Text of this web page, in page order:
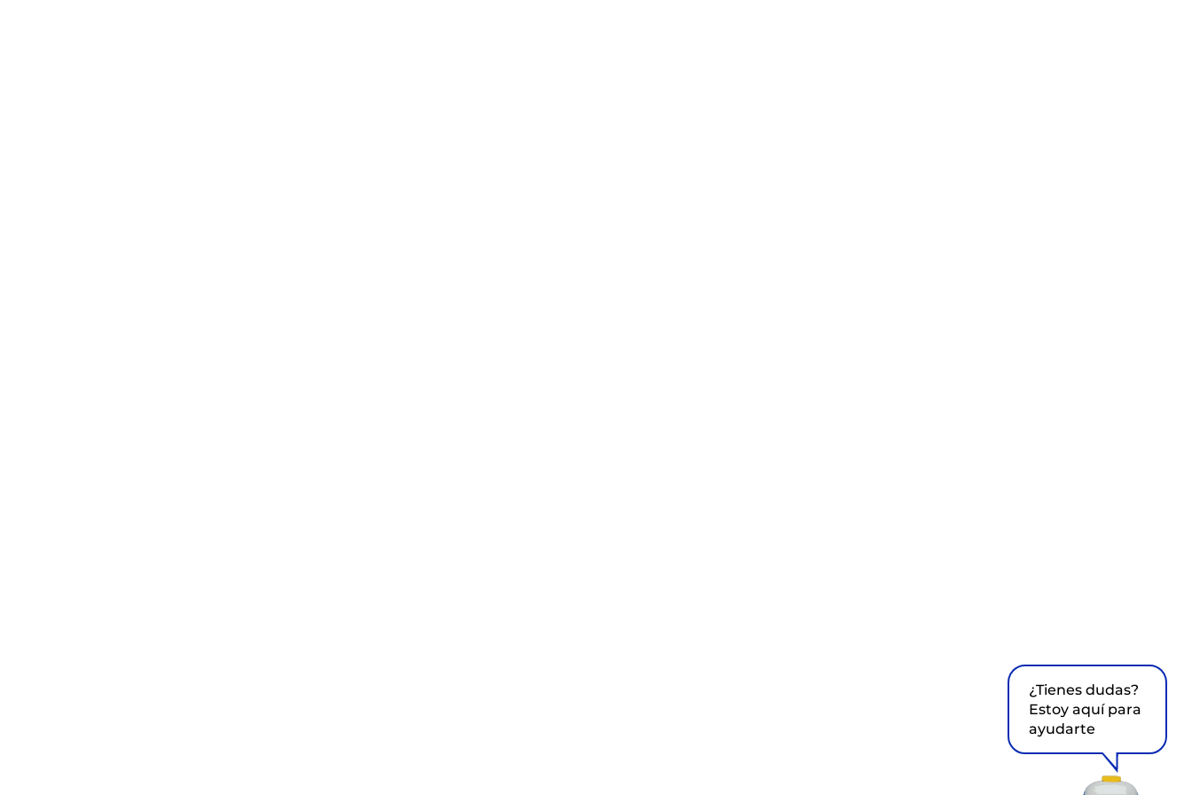
¿Tienes dudas?
Estoy aquí para
ayudarte